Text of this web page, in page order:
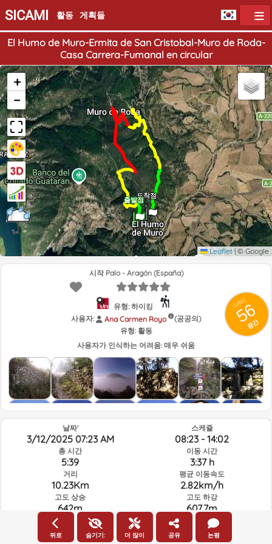
SICAMI 활동 게획들
El Humo de Muro-Ermita de San Cristobal-Muro de Roda-
Casa Carrera-Fumanal en circular
출발점도착점
+
−
Leaflet | © Google
GRSIC
56
중간
시작 Palo - Aragón (España)
유형: 하이킹
사용자:
Ana Carmen Royo
(공공의)
유형: 활동
사용자가 인식하는 어려움: 매우 쉬움
날짜'
3/12/2025 07:23 AM
총 시간
5:39
거리
10.23Km
고도 상승
642m
스케쥴
08:23 - 14:02
이동 시간
3:37 h
평균 이동속도
2.82km/h
고도 하강
607.7m
뒤로 숨기기: 더 많이 공유 논평